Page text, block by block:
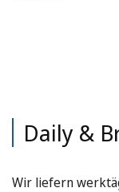
Daily &
Wir liefern